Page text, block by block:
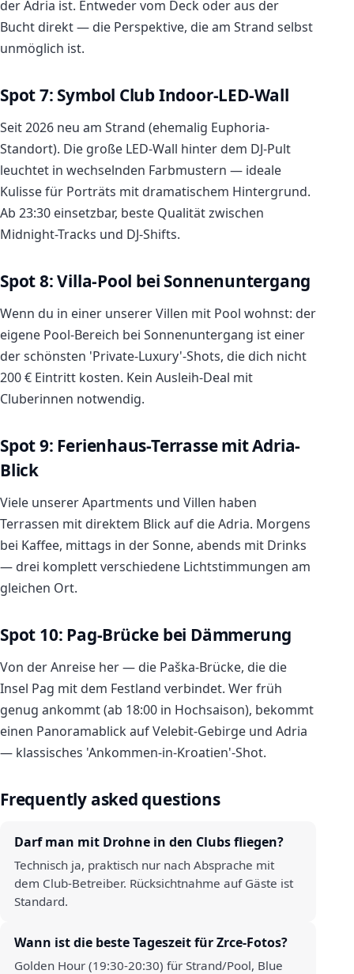
der Adria ist. Entweder vom Deck oder aus der
Bucht direkt — die Perspektive, die am Strand selbst
unmöglich ist.
Spot 7: Symbol Club Indoor-LED-Wall
Seit 2026 neu am Strand (ehemalig Euphoria-
Standort). Die große LED-Wall hinter dem DJ-Pult
leuchtet in wechselnden Farbmustern — ideale
Kulisse für Porträts mit dramatischem Hintergrund.
Ab 23:30 einsetzbar, beste Qualität zwischen
Midnight-Tracks und DJ-Shifts.
Spot 8: Villa-Pool bei Sonnenuntergang
Wenn du in einer unserer Villen mit Pool wohnst: der
eigene Pool-Bereich bei Sonnenuntergang ist einer
der schönsten 'Private-Luxury'-Shots, die dich nicht
200 € Eintritt kosten. Kein Ausleih-Deal mit
Cluberinnen notwendig.
Spot 9: Ferienhaus-Terrasse mit Adria-
Blick
Viele unserer Apartments und Villen haben
Terrassen mit direktem Blick auf die Adria. Morgens
bei Kaffee, mittags in der Sonne, abends mit Drinks
— drei komplett verschiedene Lichtstimmungen am
gleichen Ort.
Spot 10: Pag-Brücke bei Dämmerung
Von der Anreise her — die Paška-Brücke, die die
Insel Pag mit dem Festland verbindet. Wer früh
genug ankommt (ab 18:00 in Hochsaison), bekommt
einen Panoramablick auf Velebit-Gebirge und Adria
— klassisches 'Ankommen-in-Kroatien'-Shot.
Frequently asked questions
Darf man mit Drohne in den Clubs fliegen?
Technisch ja, praktisch nur nach Absprache mit
dem Club-Betreiber. Rücksichtnahme auf Gäste ist
Standard.
Wann ist die beste Tageszeit für Zrce-Fotos?
Golden Hour (19:30-20:30) für Strand/Pool, Blue